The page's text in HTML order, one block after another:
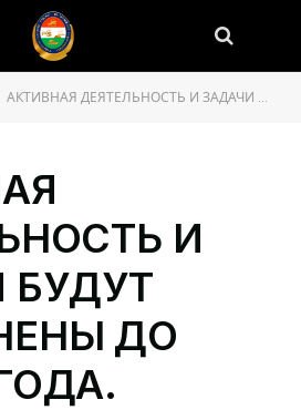
АКТИВНАЯ ДЕЯТЕЛЬНОСТЬ И ЗАДАЧИ БУДУТ ВЫПОЛНЕНЫ ДО КОНЦА ГОДА.
И
БУДУТ
ДО